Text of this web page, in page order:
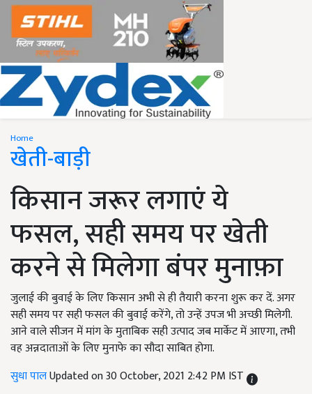
Home
खेती-बाड़ी
किसान जरूर लगाएं ये
फसल, सही समय पर खेती
करने से मिलेगा बंपर मुनाफ़ा
जुलाई की बुवाई के लिए किसान अभी से ही तैयारी करना शुरू कर दें. अगर
सही समय पर सही फसल की बुवाई करेंगे, तो उन्हें उपज भी अच्छी मिलेगी.
आने वाले सीजन में मांग के मुताबिक सही उत्पाद जब मार्केट में आएगा, तभी
वह अन्नदाताओं के लिए मुनाफे का सौदा साबित होगा.
सुधा पालUpdated on 30 October, 2021 2:42 PM IST